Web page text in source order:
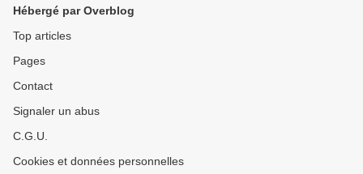
Hébergé par Overblog
Top articles
Pages
Contact
Signaler un abus
C.G.U.
Cookies et données personnelles